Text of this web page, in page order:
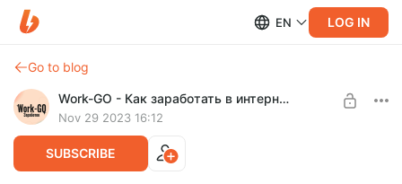
EN LOG IN
Go to blog
Work-GO - Как заработать в интернете?
Nov 29 2023 16:12
SUBSCRIBE